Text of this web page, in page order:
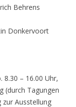
Behrens
Donkervoort
8.30 – 16.00 Uhr,
(durch Tagungen
zur Ausstellung